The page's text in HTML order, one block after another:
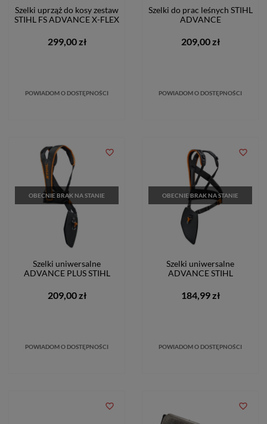
Szelki uprząż do kosy zestaw
STIHL FS ADVANCE X-FLEX
299,00 zł
POWIADOM O DOSTĘPNOŚCI
Szelki do prac leśnych STIHL
ADVANCE
209,00 zł
POWIADOM O DOSTĘPNOŚCI
OBECNIE BRAK NA STANIE
Szelki uniwersalne
ADVANCE PLUS STIHL
209,00 zł
POWIADOM O DOSTĘPNOŚCI
favorite_border
OBECNIE BRAK NA STANIE
Szelki uniwersalne
ADVANCE STIHL
184,99 zł
POWIADOM O DOSTĘPNOŚCI
favorite_border
favorite_border favorite_border